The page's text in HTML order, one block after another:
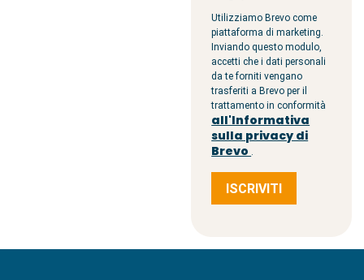
Utilizziamo Brevo come
piattaforma di marketing.
Inviando questo modulo,
accetti che i dati personali
da te forniti vengano
trasferiti a Brevo per il
trattamento in conformità
all'Informativa
sulla privacy di
Brevo .
ISCRIVITI